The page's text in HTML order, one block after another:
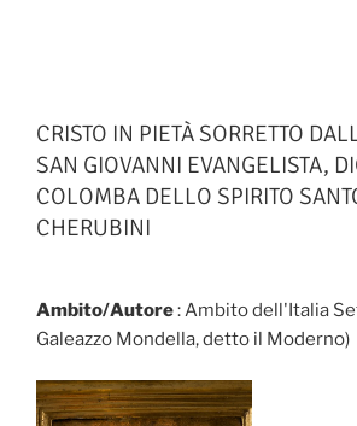
CRISTO IN PIETÀ SORRETTO
SAN GIOVANNI EVANGELISTA,
COLOMBA DELLO SPIRITO
CHERUBINI
Ambito/Autore: Ambito dell'Italia
Galeazzo Mondella, detto il Moderno)